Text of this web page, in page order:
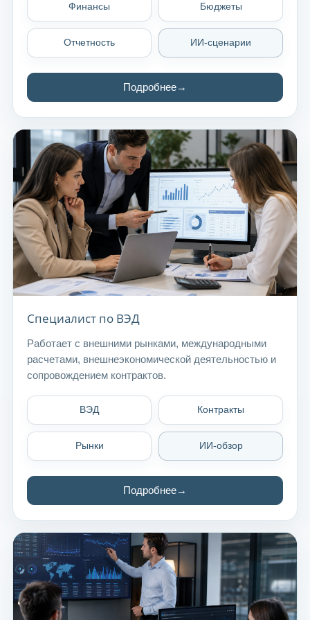
Финансы Бюджеты
Отчетность ИИ-сценарии
Подробнее
Специалист по ВЭД
Работает с внешними рынками, международными
расчетами, внешнеэкономической деятельностью и
сопровождением контрактов.
ВЭД Контракты
Рынки ИИ-обзор
Подробнее